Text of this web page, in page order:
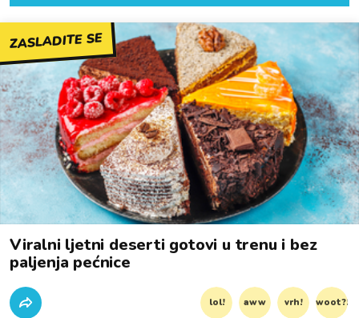
ZASLADITE SE
Viralni ljetni deserti gotovi u trenu i bez
paljenja pećnice
lol! aww vrh! woot?!